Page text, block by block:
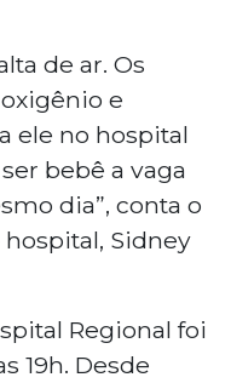
de ar. Os
e
ele no hospital
bebê a vaga
dia”, conta o
Sidney
Regional foi
19h. Desde